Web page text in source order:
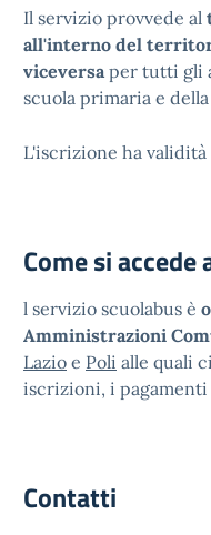
Il servizio provvede al
all'interno del
viceversaper tutti gli
scuola primaria e
L'iscrizione ha
Come si accede
l servizio scuolabus è
Amministrazioni
Lazio e Poli alle quali
iscrizioni, i
Contatti